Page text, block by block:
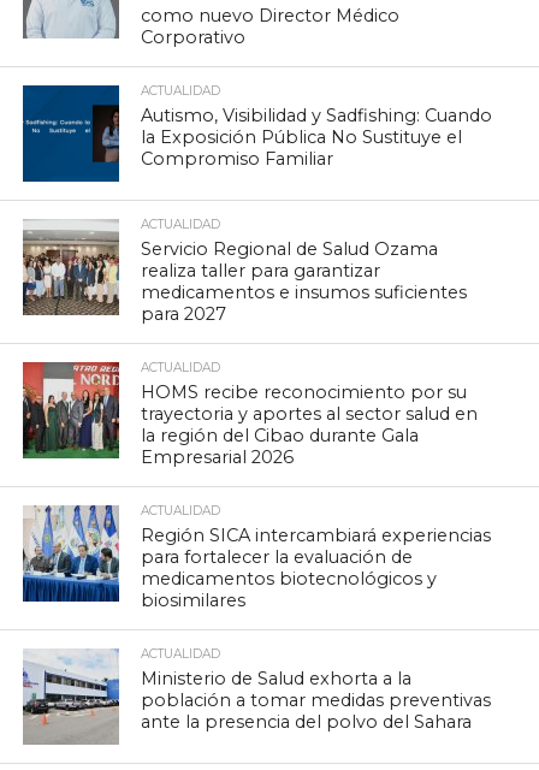
como nuevo Director Médico
Corporativo
ACTUALIDAD
Autismo, Visibilidad y Sadfishing: Cuando
la Exposición Pública No Sustituye el
Compromiso Familiar
ACTUALIDAD
Servicio Regional de Salud Ozama
realiza taller para garantizar
medicamentos e insumos suficientes
para 2027
ACTUALIDAD
HOMS recibe reconocimiento por su
trayectoria y aportes al sector salud en
la región del Cibao durante Gala
Empresarial 2026
ACTUALIDAD
Región SICA intercambiará experiencias
para fortalecer la evaluación de
medicamentos biotecnológicos y
biosimilares
ACTUALIDAD
Ministerio de Salud exhorta a la
población a tomar medidas preventivas
ante la presencia del polvo del Sahara